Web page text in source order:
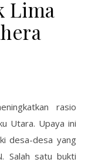
Lima
rasio
Utara. Upaya ini
desa-desa yang
Salah satu bukti